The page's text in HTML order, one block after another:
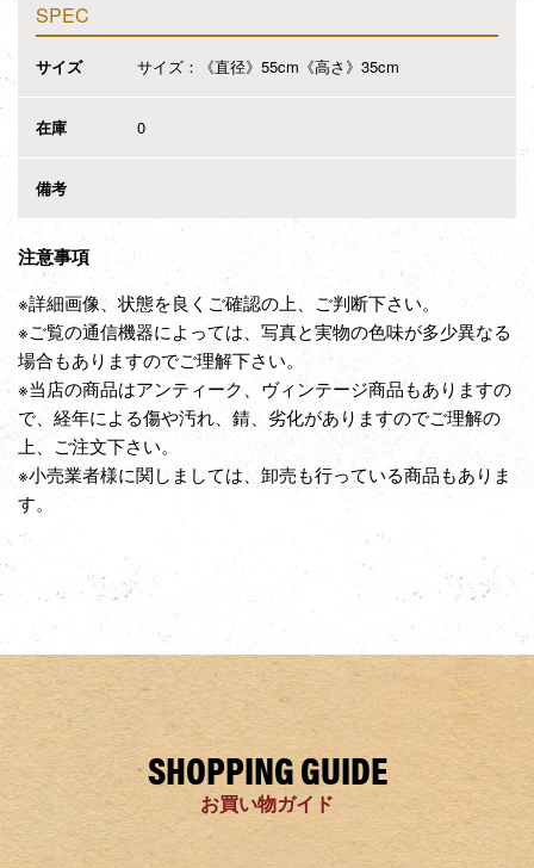
SPEC
サイズ サイズ：《直径》55cm《高さ》35cm
在庫 0
備考
注意事項
※詳細画像、状態を良くご確認の上、ご判断下さい。
※ご覧の通信機器によっては、写真と実物の色味が多少異なる
場合もありますのでご理解下さい。
※当店の商品はアンティーク、ヴィンテージ商品もありますの
で、経年による傷や汚れ、錆、劣化がありますのでご理解の
上、ご注文下さい。
※小売業者様に関しましては、卸売も行っている商品もありま
す。
SHOPPING GUIDE
お買い物ガイド